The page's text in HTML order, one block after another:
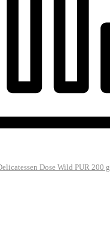
Dose Wild PUR 200 g